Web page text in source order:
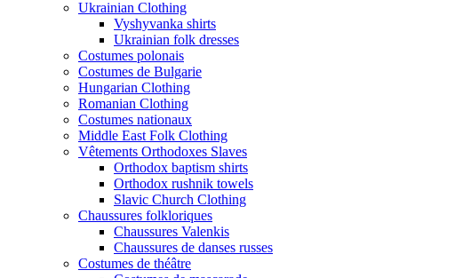
Ukrainian Clothing
Vyshyvanka shirts
Ukrainian folk dresses
Costumes polonais
Costumes de Bulgarie
Hungarian Clothing
Romanian Clothing
Costumes nationaux
Middle East Folk Clothing
Vêtements Orthodoxes Slaves
Orthodox baptism shirts
Orthodox rushnik towels
Slavic Church Clothing
Chaussures folkloriques
Chaussures Valenkis
Chaussures de danses russes
Costumes de théâtre